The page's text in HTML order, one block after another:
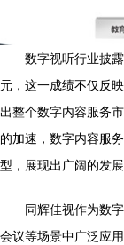
数字视听行业披
元，这一成绩不仅反
出整个数字内容服务
的加速，数字内容服
型，展现出广阔的发展
同辉佳视作为数
会议等场景中广泛应